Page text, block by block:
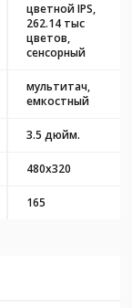
цветной IPS,
262.14 тыс
цветов,
сенсорный
мультитач,
емкостный
3.5 дюйм.
480x320
165